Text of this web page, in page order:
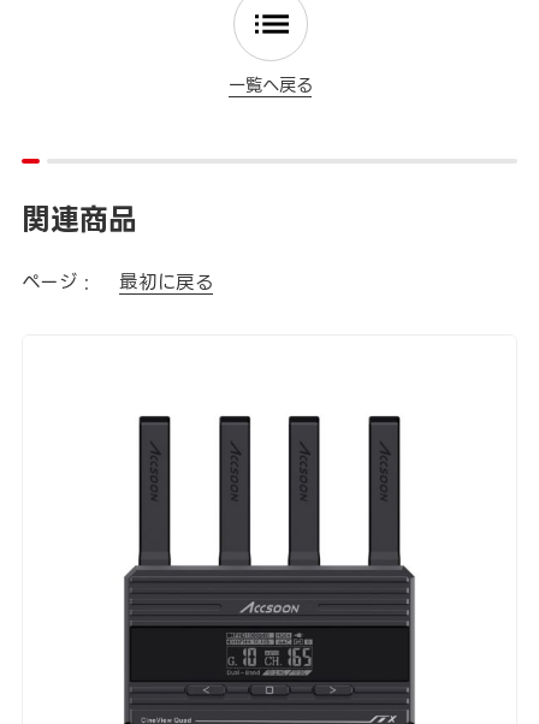
一覧へ戻る
関連商品
ページ : 最初に戻る